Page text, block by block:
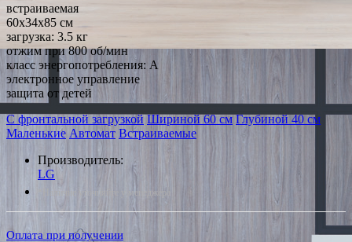
встраиваемая
60x34x85 см
загрузка: 3.5 кг
отжим при 800 об/мин
класс энергопотребления: A
электронное управление
защита от детей
С фронтальной загрузкой Шириной 60 см Глубиной 40 см
Маленькие Автомат Встраиваемые
Производитель:
LG
*Наличие уточняйте у менеджера
Оплата при получении